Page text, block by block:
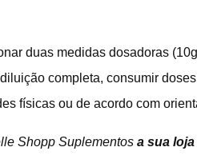
duas medidas dosadoras
completa, consumir
físicas ou de acordo com
Shopp Suplementos a sua